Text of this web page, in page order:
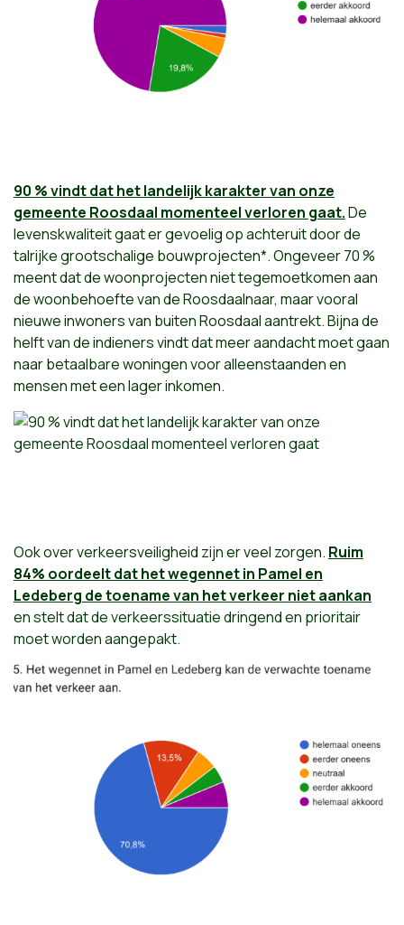
90 % vindt dat het landelijk karakter van onze
gemeente Roosdaal momenteel verloren gaat.De
levenskwaliteit gaat er gevoelig op achteruit door de
talrijke grootschalige bouwprojecten*. Ongeveer 70 %
meent dat de woonprojecten niet tegemoetkomen aan
de woonbehoefte van de Roosdaalnaar, maar vooral
nieuwe inwoners van buiten Roosdaal aantrekt. Bijna de
helft van de indieners vindt dat meer aandacht moet gaan
naar betaalbare woningen voor alleenstaanden en
mensen met een lager inkomen.
Ook over verkeersveiligheid zijn er veel zorgen. Ruim
84% oordeelt dat het wegennet in Pamel en
Ledeberg de toename van het verkeer niet aankan
enstelt dat de verkeerssituatie dringend en prioritair
moet worden aangepakt.